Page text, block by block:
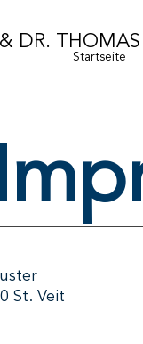
DR.
Startseite
St. Veit